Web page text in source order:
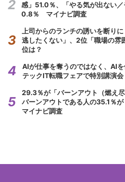
感」51.0％、「やる気が出ない
0.8％ マイナビ調査
上司からのランチの誘いを断り
逃したくない」、2位「職場の雰
位は？
AIが仕事を奪うのではなく、AI
テックIT転職フェアで特別講演会
29.3％が「バーンアウト（燃え
バーンアウトである人の35.1％
マイナビ調査